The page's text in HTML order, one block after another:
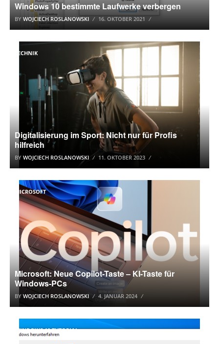
Windows 10 bestimmte Laufwerke verbergen
BY WOJCIECH ROSLANOWSKI 16. OKTOBER 2021
TECHNIK
Digitalisierung im Sport: Nicht nur für Profis
hilfreich
BY WOJCIECH ROSLANOWSKI 11. OKTOBER 2023
MICROSOFT
Microsoft: Neue Copilot-Taste – KI-Taste für
Windows-PCs
BY WOJCIECH ROSLANOWSKI 4. JANUAR 2024
WINDOWS 10 TUTORIAL